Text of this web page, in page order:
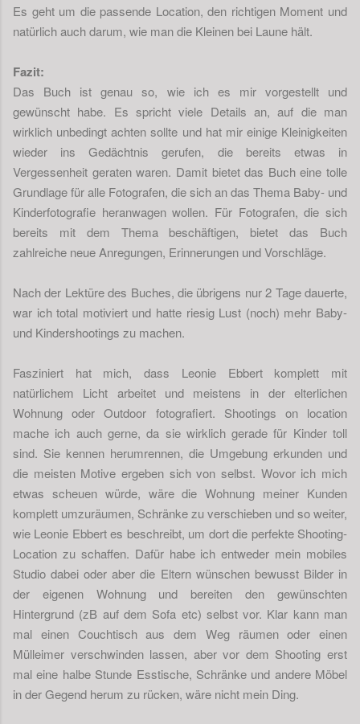
Es geht um die passende Location, den richtigen Moment und
natürlich auch darum, wie man die Kleinen bei Laune hält.
Fazit:
Das Buch ist genau so, wie ich es mir vorgestellt und
gewünscht habe. Es spricht viele Details an, auf die man
wirklich unbedingt achten sollte und hat mir einige Kleinigkeiten
wieder ins Gedächtnis gerufen, die bereits etwas in
Vergessenheit geraten waren. Damit bietet das Buch eine tolle
Grundlage für alle Fotografen, die sich an das Thema Baby- und
Kinderfotografie heranwagen wollen. Für Fotografen, die sich
bereits mit dem Thema beschäftigen, bietet das Buch
zahlreiche neue Anregungen, Erinnerungen und Vorschläge.
Nach der Lektüre des Buches, die übrigens nur 2 Tage dauerte,
war ich total motiviert und hatte riesig Lust (noch) mehr Baby-
und Kindershootings zu machen.
Fasziniert hat mich, dass Leonie Ebbert komplett mit
natürlichem Licht arbeitet und meistens in der elterlichen
Wohnung oder Outdoor fotografiert. Shootings on location
mache ich auch gerne, da sie wirklich gerade für Kinder toll
sind. Sie kennen herumrennen, die Umgebung erkunden und
die meisten Motive ergeben sich von selbst. Wovor ich mich
etwas scheuen würde, wäre die Wohnung meiner Kunden
komplett umzuräumen, Schränke zu verschieben und so weiter,
wie Leonie Ebbert es beschreibt, um dort die perfekte Shooting-
Location zu schaffen. Dafür habe ich entweder mein mobiles
Studio dabei oder aber die Eltern wünschen bewusst Bilder in
der eigenen Wohnung und bereiten den gewünschten
Hintergrund (zB auf dem Sofa etc) selbst vor. Klar kann man
mal einen Couchtisch aus dem Weg räumen oder einen
Mülleimer verschwinden lassen, aber vor dem Shooting erst
mal eine halbe Stunde Esstische, Schränke und andere Möbel
in der Gegend herum zu rücken, wäre nicht mein Ding.